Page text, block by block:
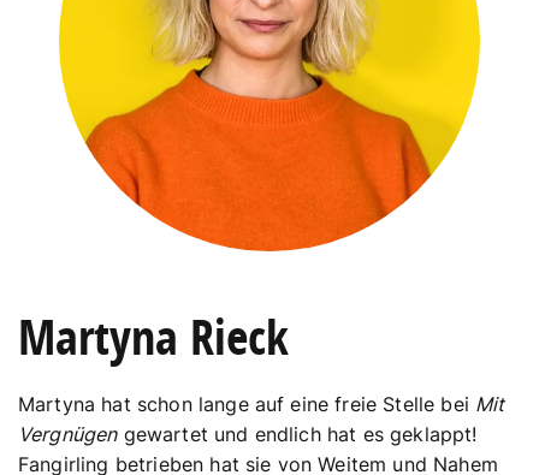
Martyna Rieck
Martyna hat schon lange auf eine freie Stelle bei Mit
Vergnügengewartet und endlich hat es geklappt!
Fangirling betrieben hat sie von Weitem und Nahem